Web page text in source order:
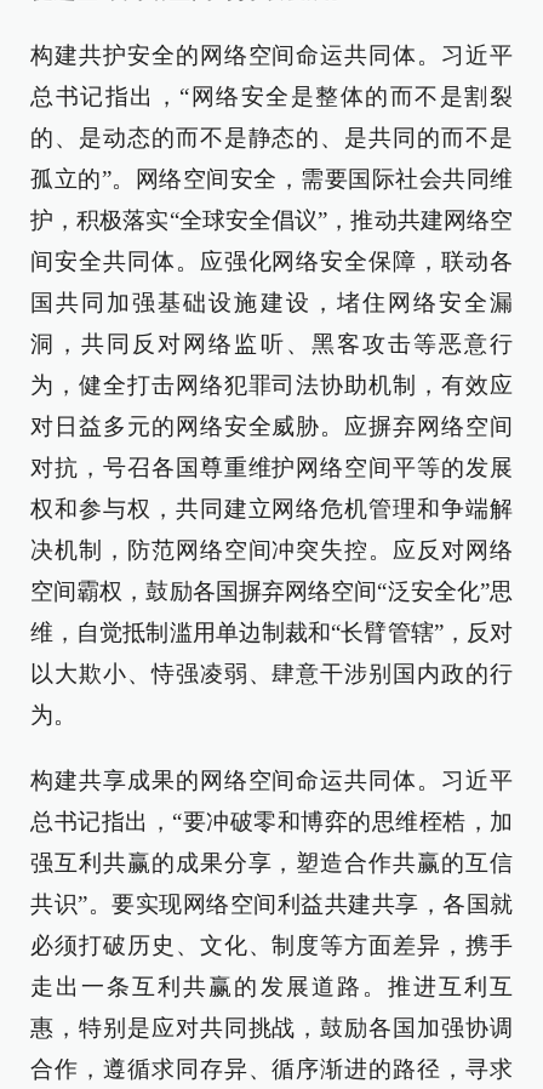
构建共护安全的网络空间命运共同体。习近平
总书记指出，“网络安全是整体的而不是割裂
的、是动态的而不是静态的、是共同的而不是
孤立的”。网络空间安全，需要国际社会共同维
护，积极落实“全球安全倡议”，推动共建网络空
间安全共同体。应强化网络安全保障，联动各
国共同加强基础设施建设，堵住网络安全漏
洞，共同反对网络监听、黑客攻击等恶意行
为，健全打击网络犯罪司法协助机制，有效应
对日益多元的网络安全威胁。应摒弃网络空间
对抗，号召各国尊重维护网络空间平等的发展
权和参与权，共同建立网络危机管理和争端解
决机制，防范网络空间冲突失控。应反对网络
空间霸权，鼓励各国摒弃网络空间“泛安全化”思
维，自觉抵制滥用单边制裁和“长臂管辖”，反对
以大欺小、恃强凌弱、肆意干涉别国内政的行
为。
构建共享成果的网络空间命运共同体。习近平
总书记指出，“要冲破零和博弈的思维桎梏，加
强互利共赢的成果分享，塑造合作共赢的互信
共识”。要实现网络空间利益共建共享，各国就
必须打破历史、文化、制度等方面差异，携手
走出一条互利共赢的发展道路。推进互利互
惠，特别是应对共同挑战，鼓励各国加强协调
合作，遵循求同存异、循序渐进的路径，寻求